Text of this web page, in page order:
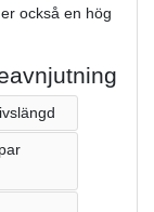
också en hög